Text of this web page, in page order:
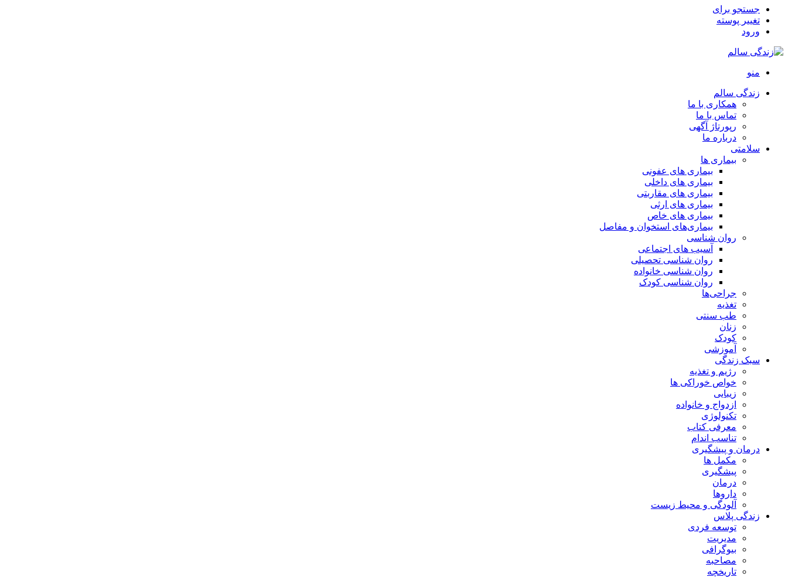
جستجو برای
تغییر پوسته
ورود
منو
زندگی سالم
همکاری با ما
تماس با ما
رپورتاژ آگهی
درباره ما
سلامتی
بیماری ها
بیماری های عفونی
بیماری های داخلی
بیماری های مقاربتی
بیماری های ارثی
بیماری های خاص
بیماری‌های استخوان و مفاصل
روان شناسی
آسیب های اجتماعی
روان شناسی تحصیلی
روان شناسی خانواده
روان شناسی کودک
جراحی‌ها
تغذیه
طب سنتی
زنان
کودک
آموزشی
سبک زندگی
رژیم و تغذیه
خواص خوراکی ها
زیبایی
ازدواج و خانواده
تکنولوژی
معرفی کتاب
تناسب اندام
درمان و پیشگیری
مکمل ها
پیشگیری
درمان
داروها
آلودگی و محیط زیست
زندگی پلاس
توسعه فردی
مدیریت
بیوگرافی
مصاحبه
تاریخچه